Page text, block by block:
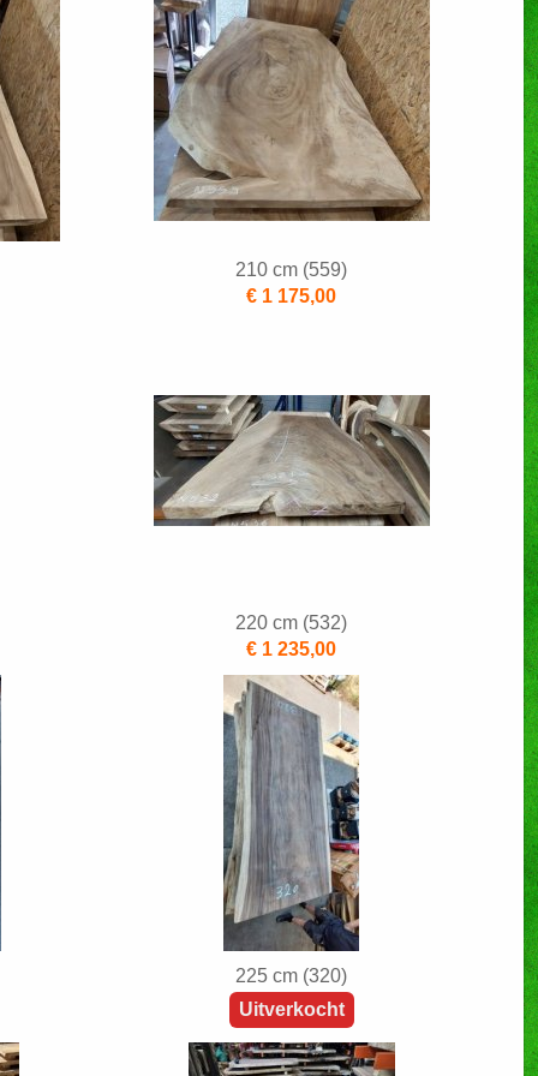
210 cm (559)
€ 1 175,00
220 cm (532)
€ 1 235,00
225 cm (320)
Uitverkocht